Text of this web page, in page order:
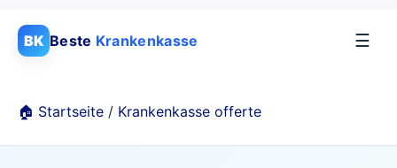
BK Beste Krankenkasse ☰
🏠 Startseite / Krankenkasse offerte